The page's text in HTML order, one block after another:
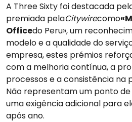
A Three Sixty foi destacada
premiada pelaCitywirecomo
Officedo Peru», um
modelo e a qualidade do
empresa, estes prémios
com a melhoria contínua, a
processos e a consistência na
Não representam um ponto
uma exigência adicional para
após ano.